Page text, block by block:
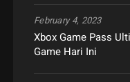
Xbox Game Pass
Game Hari Ini
February 4, 2023